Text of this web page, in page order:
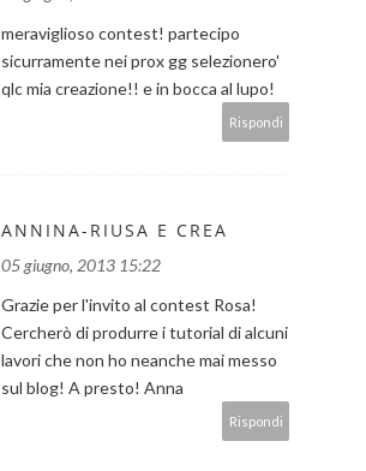
meraviglioso contest! partecipo
sicurramente nei prox gg selezionero'
qlc mia creazione!! e in bocca al lupo!
Rispondi
ANNINA-RIUSA E CREA
05 giugno, 2013 15:22
Grazie per l'invito al contest Rosa!
Cercherò di produrre i tutorial di alcuni
lavori che non ho neanche mai messo
sul blog! A presto! Anna
Rispondi